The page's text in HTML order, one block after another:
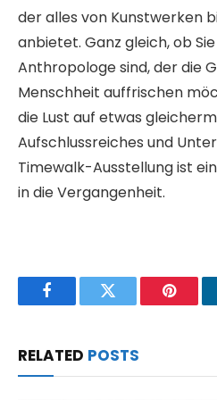
der alles von Kunstwerken
anbietet. Ganz gleich, ob
Anthropologe sind, der die
Menschheit auffrischen
die Lust auf etwas
Aufschlussreiches und
Timewalk-Ausstellung ist
in die Vergangenheit.
FacebookTwitter
RELATED POSTS